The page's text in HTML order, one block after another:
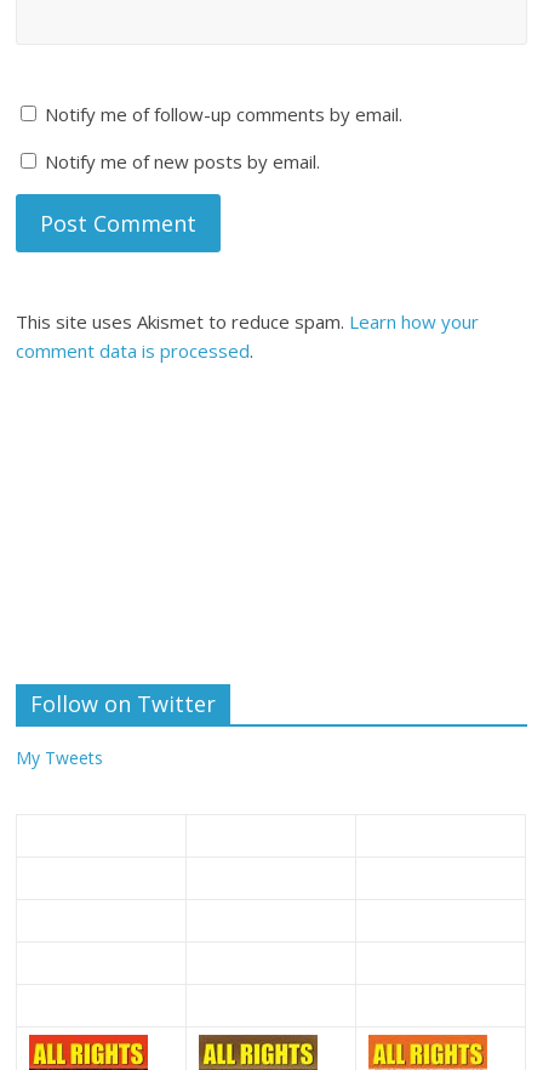
Notify me of follow-up comments by email.
Notify me of new posts by email.
This site uses Akismet to reduce spam. Learn how your
comment data is processed.
Follow on Twitter
My Tweets